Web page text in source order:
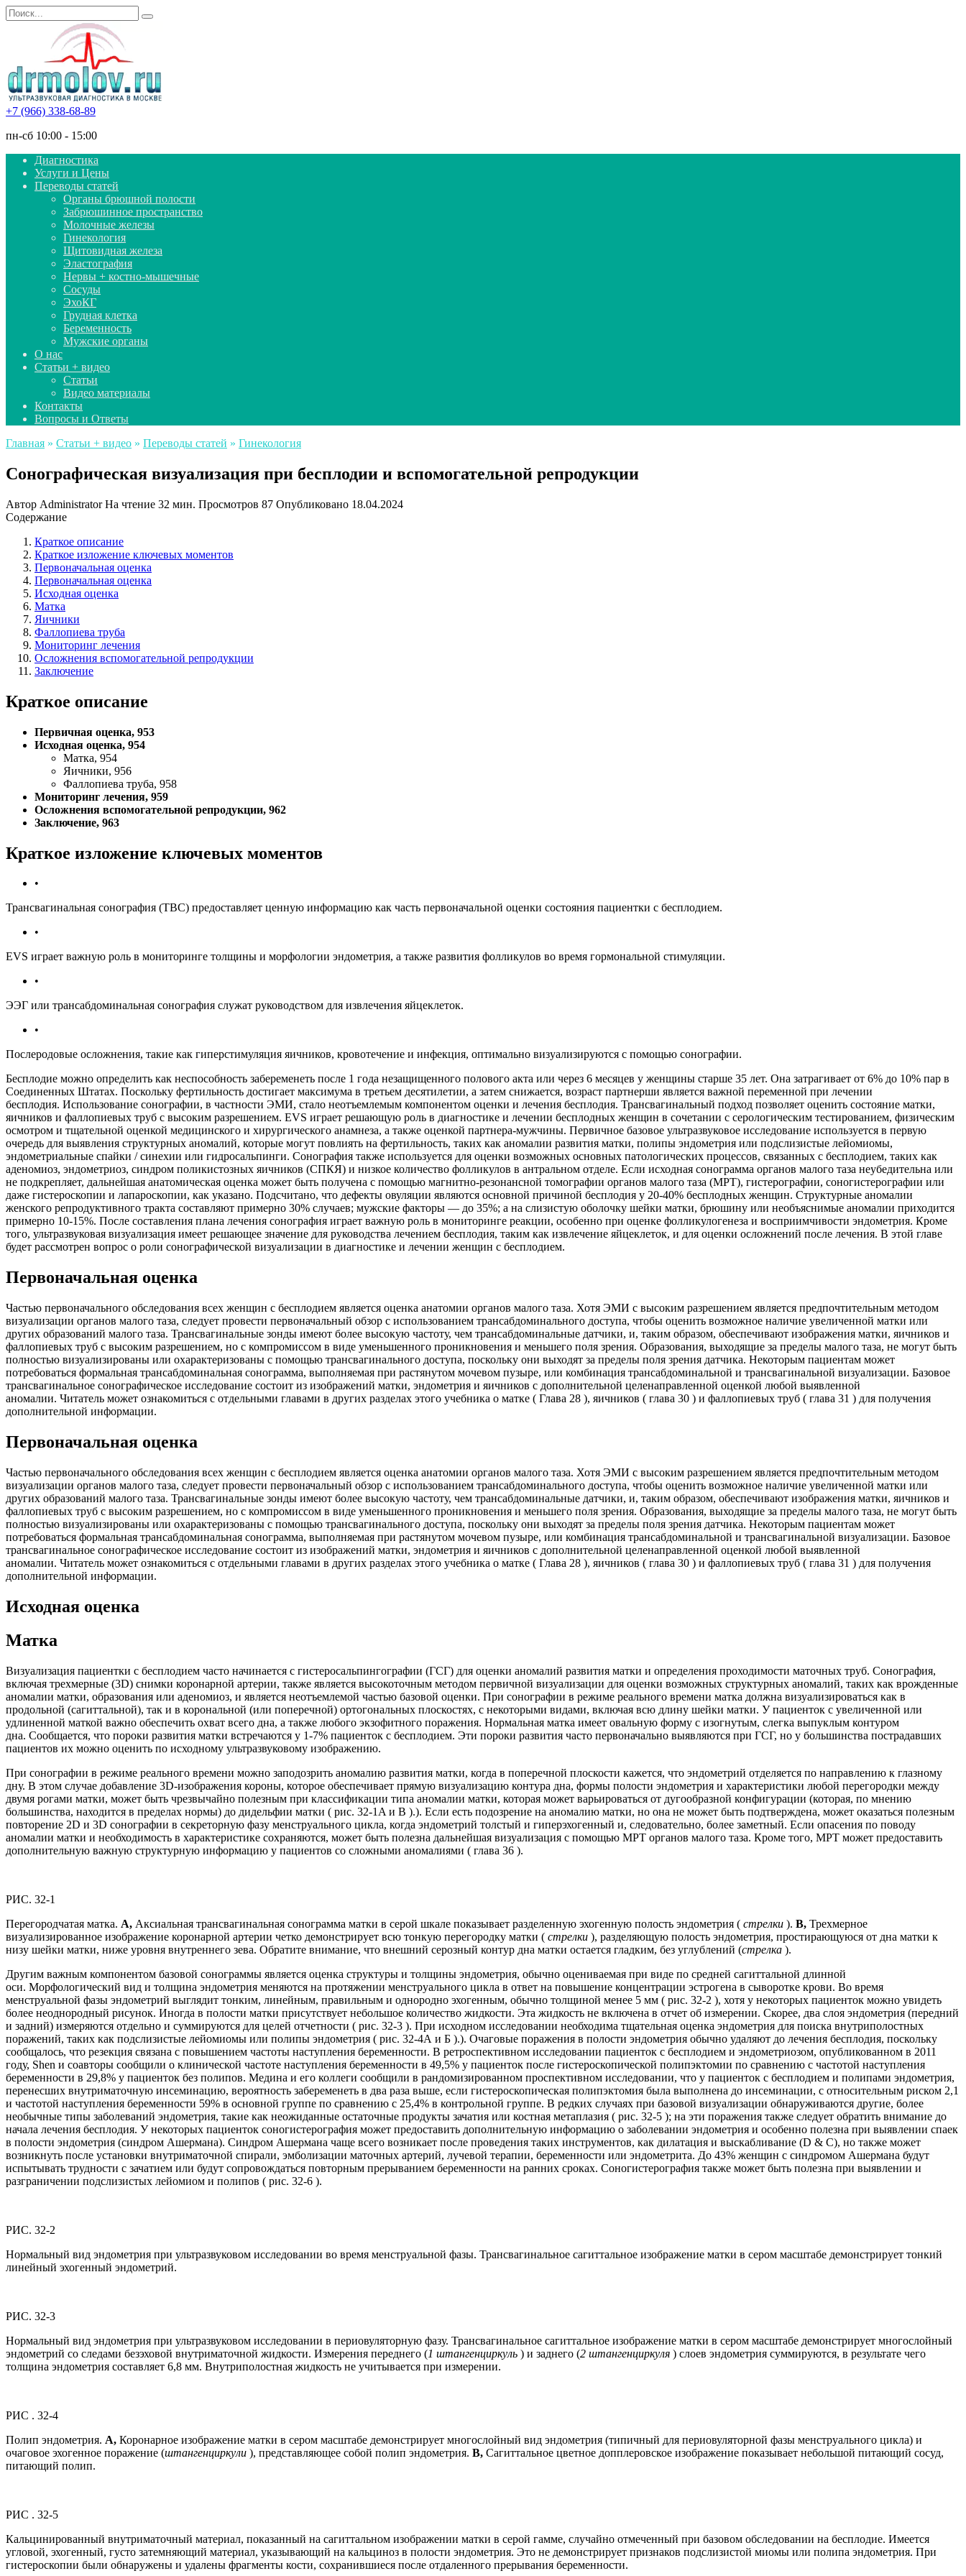
Перейти
к
содержанию
Search
for:
+7 (966) 338-68-89
пн-сб 10:00 - 15:00
Диагностика
Услуги и Цены
Переводы статей
Органы брюшной полости
Забрюшинное пространство
Молочные железы
Гинекология
Щитовидная железа
Эластография
Нервы + костно-мышечные
Сосуды
ЭхоКГ
Грудная клетка
Беременность
Мужские органы
О нас
Статьи + видео
Статьи
Видео материалы
Контакты
Вопросы и Ответы
Главная » Статьи + видео » Переводы статей » Гинекология
Сонографическая визуализация при бесплодии и вспомогательной репродукции
Автор Administrator На чтение 32 мин. Просмотров 87 Опубликовано 18.04.2024
Содержание
Краткое описание
Краткое изложение ключевых моментов
Первоначальная оценка
Первоначальная оценка
Исходная оценка
Матка
Яичники
Фаллопиева труба
Мониторинг лечения
Осложнения вспомогательной репродукции
Заключение
Краткое описание
Первичная оценка, 953
Исходная оценка, 954
Матка, 954
Яичники, 956
Фаллопиева труба, 958
Мониторинг лечения, 959
Осложнения вспомогательной репродукции, 962
Заключение, 963
Краткое изложение ключевых моментов
•
Трансвагинальная сонография (ТВС) предоставляет ценную информацию как часть первоначальной оценки состояния пациентки с бесплодием.
•
EVS играет важную роль в мониторинге толщины и морфологии эндометрия, а также развития фолликулов во время гормональной стимуляции.
•
ЭЭГ или трансабдоминальная сонография служат руководством для извлечения яйцеклеток.
•
Послеродовые осложнения, такие как гиперстимуляция яичников, кровотечение и инфекция, оптимально визуализируются с помощью сонографии.
Бесплодие можно определить как неспособность забеременеть после 1 года незащищенного полового акта или через 6 месяцев у женщины старше 35 лет. Она затрагивает от 6% до 10% пар в
Соединенных Штатах. Поскольку фертильность достигает максимума в третьем десятилетии, а затем снижается, возраст партнерши является важной переменной при лечении
бесплодия. Использование сонографии, в частности ЭМИ, стало неотъемлемым компонентом оценки и лечения бесплодия. Трансвагинальный подход позволяет оценить состояние матки,
яичников и фаллопиевых труб с высоким разрешением. EVS играет решающую роль в диагностике и лечении бесплодных женщин в сочетании с серологическим тестированием, физическим
осмотром и тщательной оценкой медицинского и хирургического анамнеза, а также оценкой партнера-мужчины. Первичное базовое ультразвуковое исследование используется в первую
очередь для выявления структурных аномалий, которые могут повлиять на фертильность, таких как аномалии развития матки, полипы эндометрия или подслизистые лейомиомы,
эндометриальные спайки / синехии или гидросальпинги. Сонография также используется для оценки возможных основных патологических процессов, связанных с бесплодием, таких как
аденомиоз, эндометриоз, синдром поликистозных яичников (СПКЯ) и низкое количество фолликулов в антральном отделе. Если исходная сонограмма органов малого таза неубедительна или
не подкрепляет, дальнейшая анатомическая оценка может быть получена с помощью магнитно-резонансной томографии органов малого таза (МРТ), гистерографии, соногистерографии или
даже гистероскопии и лапароскопии, как указано. Подсчитано, что дефекты овуляции являются основной причиной бесплодия у 20-40% бесплодных женщин. Структурные аномалии
женского репродуктивного тракта составляют примерно 30% случаев; мужские факторы — до 35%; а на слизистую оболочку шейки матки, брюшину или необъяснимые аномалии приходится
примерно 10-15%. После составления плана лечения сонография играет важную роль в мониторинге реакции, особенно при оценке фолликулогенеза и восприимчивости эндометрия. Кроме
того, ультразвуковая визуализация имеет решающее значение для руководства лечением бесплодия, таким как извлечение яйцеклеток, и для оценки осложнений после лечения. В этой главе
будет рассмотрен вопрос о роли сонографической визуализации в диагностике и лечении женщин с бесплодием.
Первоначальная оценка
Частью первоначального обследования всех женщин с бесплодием является оценка анатомии органов малого таза. Хотя ЭМИ с высоким разрешением является предпочтительным методом
визуализации органов малого таза, следует провести первоначальный обзор с использованием трансабдоминального доступа, чтобы оценить возможное наличие увеличенной матки или
других образований малого таза. Трансвагинальные зонды имеют более высокую частоту, чем трансабдоминальные датчики, и, таким образом, обеспечивают изображения матки, яичников и
фаллопиевых труб с высоким разрешением, но с компромиссом в виде уменьшенного проникновения и меньшего поля зрения. Образования, выходящие за пределы малого таза, не могут быть
полностью визуализированы или охарактеризованы с помощью трансвагинального доступа, поскольку они выходят за пределы поля зрения датчика. Некоторым пациентам может
потребоваться формальная трансабдоминальная сонограмма, выполняемая при растянутом мочевом пузыре, или комбинация трансабдоминальной и трансвагинальной визуализации. Базовое
трансвагинальное сонографическое исследование состоит из изображений матки, эндометрия и яичников с дополнительной целенаправленной оценкой любой выявленной
аномалии. Читатель может ознакомиться с отдельными главами в других разделах этого учебника о матке ( Глава 28 ), яичников ( глава 30 ) и фаллопиевых труб ( глава 31 ) для получения
дополнительной информации.
Первоначальная оценка
Частью первоначального обследования всех женщин с бесплодием является оценка анатомии органов малого таза. Хотя ЭМИ с высоким разрешением является предпочтительным методом
визуализации органов малого таза, следует провести первоначальный обзор с использованием трансабдоминального доступа, чтобы оценить возможное наличие увеличенной матки или
других образований малого таза. Трансвагинальные зонды имеют более высокую частоту, чем трансабдоминальные датчики, и, таким образом, обеспечивают изображения матки, яичников и
фаллопиевых труб с высоким разрешением, но с компромиссом в виде уменьшенного проникновения и меньшего поля зрения. Образования, выходящие за пределы малого таза, не могут быть
полностью визуализированы или охарактеризованы с помощью трансвагинального доступа, поскольку они выходят за пределы поля зрения датчика. Некоторым пациентам может
потребоваться формальная трансабдоминальная сонограмма, выполняемая при растянутом мочевом пузыре, или комбинация трансабдоминальной и трансвагинальной визуализации. Базовое
трансвагинальное сонографическое исследование состоит из изображений матки, эндометрия и яичников с дополнительной целенаправленной оценкой любой выявленной
аномалии. Читатель может ознакомиться с отдельными главами в других разделах этого учебника о матке ( Глава 28 ), яичников ( глава 30 ) и фаллопиевых труб ( глава 31 ) для получения
дополнительной информации.
Исходная оценка
Матка
Визуализация пациентки с бесплодием часто начинается с гистеросальпингографии (ГСГ) для оценки аномалий развития матки и определения проходимости маточных труб. Сонография,
включая трехмерные (3D) снимки коронарной артерии, также является высокоточным методом первичной визуализации для оценки возможных структурных аномалий, таких как врожденные
аномалии матки, образования или аденомиоз, и является неотъемлемой частью базовой оценки. При сонографии в режиме реального времени матка должна визуализироваться как в
продольной (сагиттальной), так и в корональной (или поперечной) ортогональных плоскостях, с некоторыми видами, включая всю длину шейки матки. У пациенток с увеличенной или
удлиненной маткой важно обеспечить охват всего дна, а также любого экзофитного поражения. Нормальная матка имеет овальную форму с изогнутым, слегка выпуклым контуром
дна. Сообщается, что пороки развития матки встречаются у 1-7% пациенток с бесплодием. Эти пороки развития часто первоначально выявляются при ГСГ, но у большинства пострадавших
пациентов их можно оценить по исходному ультразвуковому изображению.
При сонографии в режиме реального времени можно заподозрить аномалию развития матки, когда в поперечной плоскости кажется, что эндометрий отделяется по направлению к глазному
дну. В этом случае добавление 3D-изображения короны, которое обеспечивает прямую визуализацию контура дна, формы полости эндометрия и характеристики любой перегородки между
двумя рогами матки, может быть чрезвычайно полезным при классификации типа аномалии матки, которая может варьироваться от дугообразной конфигурации (которая, по мнению
большинства, находится в пределах нормы) до дидельфии матки ( рис. 32-1A и B ).). Если есть подозрение на аномалию матки, но она не может быть подтверждена, может оказаться полезным
повторение 2D и 3D сонографии в секреторную фазу менструального цикла, когда эндометрий толстый и гиперэхогенный и, следовательно, более заметный. Если опасения по поводу
аномалии матки и необходимость в характеристике сохраняются, может быть полезна дальнейшая визуализация с помощью МРТ органов малого таза. Кроме того, МРТ может предоставить
дополнительную важную структурную информацию у пациентов со сложными аномалиями ( глава 36 ).
РИС. 32-1
Перегородчатая матка. A, Аксиальная трансвагинальная сонограмма матки в серой шкале показывает разделенную эхогенную полость эндометрия ( стрелки ). B, Трехмерное
визуализированное изображение коронарной артерии четко демонстрирует всю тонкую перегородку матки ( стрелки ), разделяющую полость эндометрия, простирающуюся от дна матки к
низу шейки матки, ниже уровня внутреннего зева. Обратите внимание, что внешний серозный контур дна матки остается гладким, без углублений (стрелка ).
Другим важным компонентом базовой сонограммы является оценка структуры и толщины эндометрия, обычно оцениваемая при виде по средней сагиттальной длинной
оси. Морфологический вид и толщина эндометрия меняются на протяжении менструального цикла в ответ на повышение концентрации эстрогена в сыворотке крови. Во время
менструальной фазы эндометрий выглядит тонким, линейным, правильным и однородно эхогенным, обычно толщиной менее 5 мм ( рис. 32-2 ), хотя у некоторых пациенток можно увидеть
более неоднородный рисунок. Иногда в полости матки присутствует небольшое количество жидкости. Эта жидкость не включена в отчет об измерении. Скорее, два слоя эндометрия (передний
и задний) измеряются отдельно и суммируются для целей отчетности ( рис. 32-3 ). При исходном исследовании необходима тщательная оценка эндометрия для поиска внутриполостных
поражений, таких как подслизистые лейомиомы или полипы эндометрия ( рис. 32-4А и Б ).). Очаговые поражения в полости эндометрия обычно удаляют до лечения бесплодия, поскольку
сообщалось, что резекция связана с повышением частоты наступления беременности. В ретроспективном исследовании пациенток с бесплодием и эндометриозом, опубликованном в 2011
году, Shen и соавторы сообщили о клинической частоте наступления беременности в 49,5% у пациенток после гистероскопической полипэктомии по сравнению с частотой наступления
беременности в 29,8% у пациенток без полипов. Медина и его коллеги сообщили в рандомизированном проспективном исследовании, что у пациенток с бесплодием и полипами эндометрия,
перенесших внутриматочную инсеминацию, вероятность забеременеть в два раза выше, если гистероскопическая полипэктомия была выполнена до инсеминации, с относительным риском 2,1
и частотой наступления беременности 59% в основной группе по сравнению с 25,4% в контрольной группе. В редких случаях при базовой визуализации обнаруживаются другие, более
необычные типы заболеваний эндометрия, такие как неожиданные остаточные продукты зачатия или костная метаплазия ( рис. 32-5 ); на эти поражения также следует обратить внимание до
начала лечения бесплодия. У некоторых пациенток соногистерография может предоставить дополнительную информацию о заболевании эндометрия и особенно полезна при выявлении спаек
в полости эндометрия (синдром Ашермана). Синдром Ашермана чаще всего возникает после проведения таких инструментов, как дилатация и выскабливание (D & C), но также может
возникнуть после установки внутриматочной спирали, эмболизации маточных артерий, лучевой терапии, беременности или эндометрита. До 43% женщин с синдромом Ашермана будут
испытывать трудности с зачатием или будут сопровождаться повторным прерыванием беременности на ранних сроках. Соногистерография также может быть полезна при выявлении и
разграничении подслизистых лейомиом и полипов ( рис. 32-6 ).
РИС. 32-2
Нормальный вид эндометрия при ультразвуковом исследовании во время менструальной фазы. Трансвагинальное сагиттальное изображение матки в сером масштабе демонстрирует тонкий
линейный эхогенный эндометрий.
РИС. 32-3
Нормальный вид эндометрия при ультразвуковом исследовании в периовуляторную фазу. Трансвагинальное сагиттальное изображение матки в сером масштабе демонстрирует многослойный
эндометрий со следами безэховой внутриматочной жидкости. Измерения переднего (1 штангенциркуль ) и заднего (2 штангенциркуля ) слоев эндометрия суммируются, в результате чего
толщина эндометрия составляет 6,8 мм. Внутриполостная жидкость не учитывается при измерении.
РИС . 32-4
Полип эндометрия. А, Коронарное изображение матки в сером масштабе демонстрирует многослойный вид эндометрия (типичный для периовуляторной фазы менструального цикла) и
очаговое эхогенное поражение (штангенциркули ), представляющее собой полип эндометрия. B, Сагиттальное цветное допплеровское изображение показывает небольшой питающий сосуд,
питающий полип.
РИС . 32-5
Кальцинированный внутриматочный материал, показанный на сагиттальном изображении матки в серой гамме, случайно отмеченный при базовом обследовании на бесплодие. Имеется
угловой, эхогенный, густо затемняющий материал, указывающий на кальциноз в полости эндометрия. Это не демонстрирует признаков подслизистой миомы или полипа эндометрия. При
гистероскопии были обнаружены и удалены фрагменты кости, сохранившиеся после отдаленного прерывания беременности.